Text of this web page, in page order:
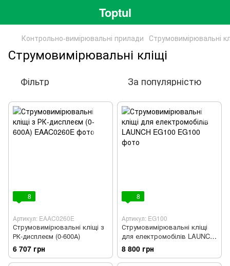
Toptul
Контрольно-вимірювальні прилади Струмовимірювальні
Струмовимірювальні кліщі
Фільтр За популярністю
8
Артикул: EAAC0260E
Струмовимірювальні кліщі з
РК-дисплеєм (0-600А)
6 707 грн
8
Артикул: EG100
Струмовимірювальні кліщі
для електромобілів LAUNCH
EG100
8 800 грн